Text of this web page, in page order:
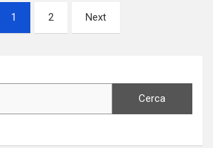
1 2 Next
Cerca